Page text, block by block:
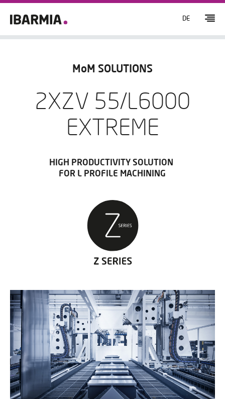
DE
MoM SOLUTIONS
2XZV 55/L6000
EXTREME
HIGH PRODUCTIVITY SOLUTION
FOR L PROFILE MACHINING